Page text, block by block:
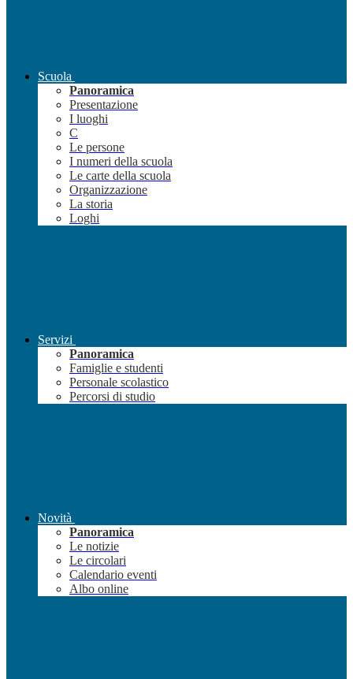
Scuola
Panoramica
Presentazione
I luoghi
C
Le persone
I numeri della scuola
Le carte della scuola
Organizzazione
La storia
Loghi
Servizi
Panoramica
Famiglie e studenti
Personale scolastico
Percorsi di studio
Novità
Panoramica
Le notizie
Le circolari
Calendario eventi
Albo online